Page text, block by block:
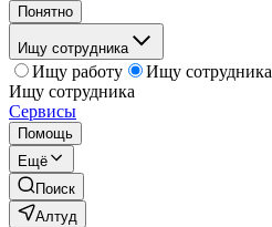
Понятно
Ищу сотрудника
Ищу работу
Ищу сотрудника
Ищу сотрудника
Сервисы
Помощь
Ещё
Поиск
Алтуд